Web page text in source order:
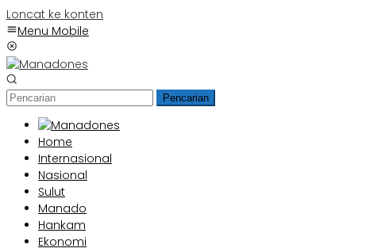
Loncat ke konten
Menu Mobile
Pencarian
Home
Internasional
Nasional
Sulut
Manado
Hankam
Ekonomi